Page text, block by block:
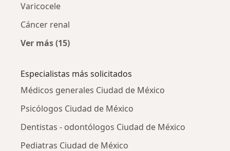
Varicocele
Cáncer renal
Ver más (15)
Especialistas más solicitados
Médicos generales Ciudad de México
Psicólogos Ciudad de México
Dentistas - odontólogos Ciudad de México
Pediatras Ciudad de México